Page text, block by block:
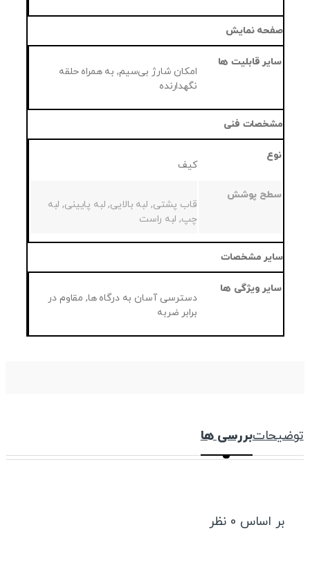
صفحه نمایش
سایر قابلیت ها
امکان شارژ بی‌سیم, به همراه حلقه
نگهدارنده
مشخصات فنی
نوع
کیف
سطح پوشش
قاب پشتی, لبه بالایی, لبه پایینی, لبه
چپ, لبه راست
سایر مشخصات
سایر ویژگی ها
دسترسی آسان به درگاه ها, مقاوم در
برابر ضربه
توضیحاتبررسی ها
بر اساس 0 نظر